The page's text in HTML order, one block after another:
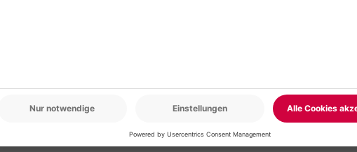
DENKST DU DARÜBER?
ERFORDERLICHE FELDER SIND MIT MARKIERT